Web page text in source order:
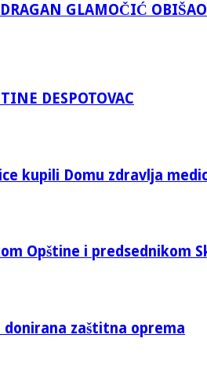
GLAMOČIĆ
DESPOTOVAC
kupili Domu zdravlja
Opštine i predsednikom
donirana zaštitna oprema